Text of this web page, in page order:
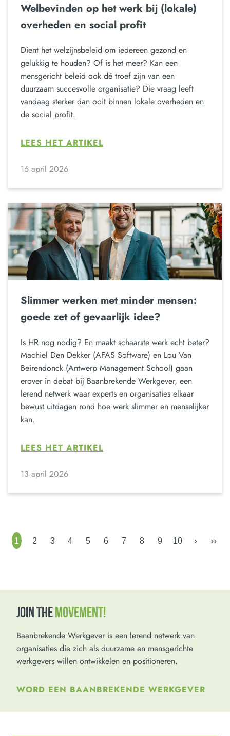
Welbevinden op het werk bij (lokale)
overheden en social profit
Dient het welzijnsbeleid om iedereen gezond en
gelukkig te houden? Of is het meer? Kan een
mensgericht beleid ook dé troef zijn van een
duurzaam succesvolle organisatie? Die vraag leeft
vandaag sterker dan ooit binnen lokale overheden en
de social profit.
LEES HET ARTIKEL
16 april 2026
Slimmer werken met minder mensen:
goede zet of gevaarlijk idee?
Is HR nog nodig? En maakt schaarste werk echt beter?
Machiel Den Dekker (AFAS Software) en Lou Van
Beirendonck (Antwerp Management School) gaan
erover in debat bij Baanbrekende Werkgever, een
lerend netwerk waar experts en organisaties elkaar
bewust uitdagen rond hoe werk slimmer en menselijker
kan.
LEES HET ARTIKEL
13 april 2026
1 2 3 4 5 6 7 8 9 10 › ››
JOIN THEMOVEMENT!
Baanbrekende Werkgever is een lerend netwerk van
organisaties die zich als duurzame en mensgerichte
werkgevers willen ontwikkelen en positioneren.
WORD EEN BAANBREKENDE WERKGEVER